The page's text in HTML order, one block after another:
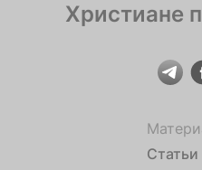
Христиане
Статьи